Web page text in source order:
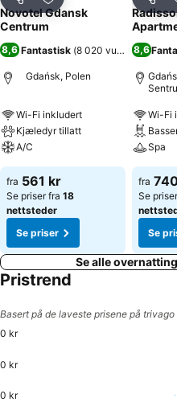
Del Legg til i favoritter
Novotel Gdansk
Centrum
8,6 Fantastisk (8 020 vurderinger)
Gdańsk, Polen
Wi-Fi inkludert
Kjæledyr tillatt
A/C
fra 561 kr
Se priser fra 18
nettsteder
Se priser
Del
8,6
Wi-Fi
Spa
fra
Se
Se
Se alle
Pristrend
Basert på de laveste prisene på
0 kr
0 kr
0 kr